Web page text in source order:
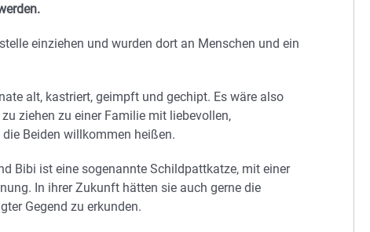
einziehen und wurden dort an Menschen und ein
alt, kastriert, geimpft und gechipt. Es wäre also
ziehen zu einer Familie mit liebevollen,
Beiden willkommen heißen.
Bibi ist eine sogenannte Schildpattkatze, mit einer
In ihrer Zukunft hätten sie auch gerne die
Gegend zu erkunden.